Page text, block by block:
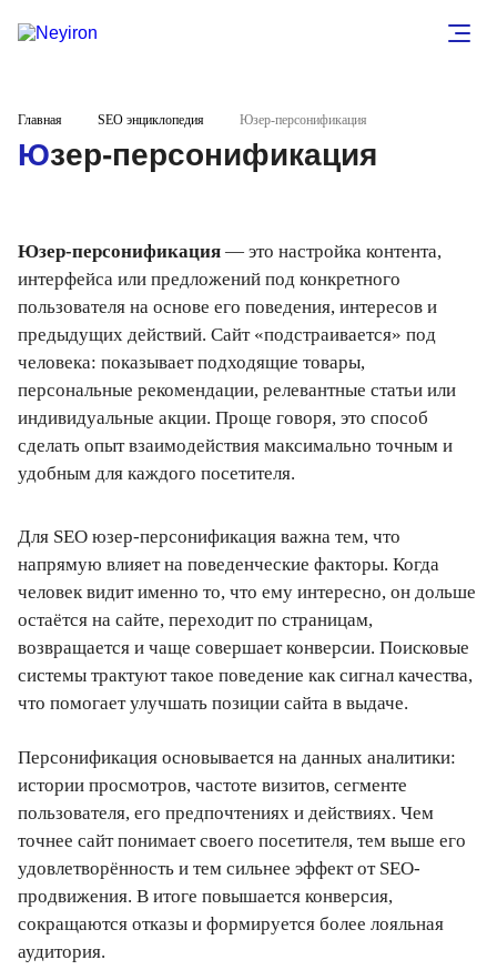
Главная SEO энциклопедия Юзер-персонификация
Юзер-персонификация
Юзер-персонификация — это настройка контента,
интерфейса или предложений под конкретного
пользователя на основе его поведения, интересов и
предыдущих действий. Сайт «подстраивается» под
человека: показывает подходящие товары,
персональные рекомендации, релевантные статьи или
индивидуальные акции. Проще говоря, это способ
сделать опыт взаимодействия максимально точным и
удобным для каждого посетителя.
Для SEO юзер-персонификация важна тем, что
напрямую влияет на поведенческие факторы. Когда
человек видит именно то, что ему интересно, он дольше
остаётся на сайте, переходит по страницам,
возвращается и чаще совершает конверсии. Поисковые
системы трактуют такое поведение как сигнал качества,
что помогает улучшать позиции сайта в выдаче.
Персонификация основывается на данных аналитики:
истории просмотров, частоте визитов, сегменте
пользователя, его предпочтениях и действиях. Чем
точнее сайт понимает своего посетителя, тем выше его
удовлетворённость и тем сильнее эффект от SEO-
продвижения. В итоге повышается конверсия,
сокращаются отказы и формируется более лояльная
аудитория.